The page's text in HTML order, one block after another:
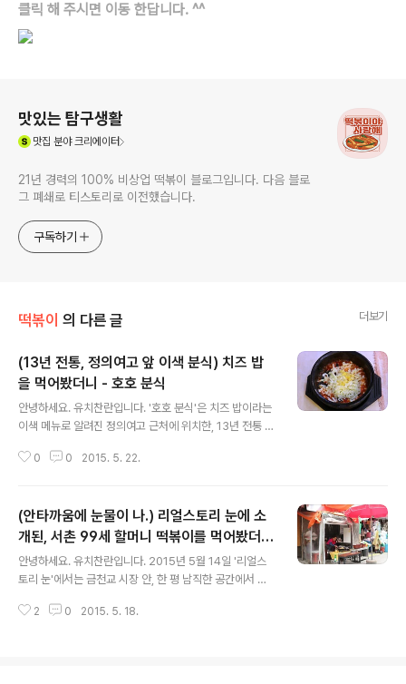
클릭 해 주시면 이동 한답니다. ^^
맛있는 탐구생활
맛집 분야 크리에이터
21년 경력의 100% 비상업 떡볶이 블로그입니다. 다음 블로
그 폐쇄로 티스토리로 이전했습니다.
구독하기
떡볶이 의 다른 글 더보기
(13년 전통, 정의여고 앞 이색 분식) 치즈 밥
을 먹어봤더니 - 호호 분식
안녕하세요. 유치찬란입니다. '호호 분식'은 치즈 밥이라는
이색 메뉴로 알려진 정의여고 근처에 위치한, 13년 전통 분
봤습니다. 2015년 5월 13일, 14일 방문하다. 정의 여중
0 0 2015. 5. 22.
(안타까움에 눈물이 나.) 리얼스토리 눈에 소
개된, 서촌 99세 할머니 떡볶이를 먹어봤더니
-금천교시장 할머니 떡볶이
안녕하세요. 유치찬란입니다. 2015년 5월 14일 '리얼스
토리 눈'에서는 금천교 시장 안, 한 평 남직한 공간에서 떡
습니다. ' 개성의 부잣집 딸로 태어나 명문고를 졸업한 김
2 0 2015. 5. 18.